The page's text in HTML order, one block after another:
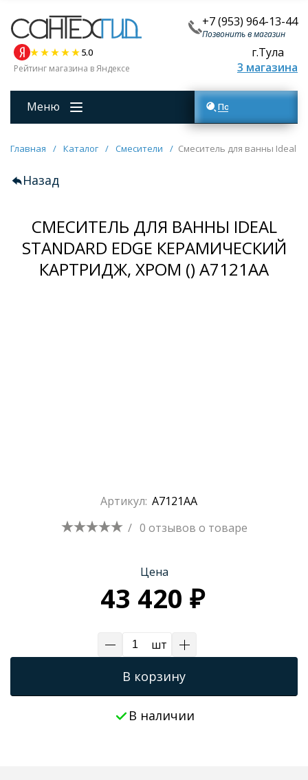
+7 (953) 964-13-44
Позвонить в магазин
5.0
Рейтинг магазина в Яндексе
г.Тула
3 магазина
Меню Поиск товаров
Главная / Каталог / Смесители / Смеситель для ванны Ideal
Назад
СМЕСИТЕЛЬ ДЛЯ ВАННЫ IDEAL
STANDARD EDGE КЕРАМИЧЕСКИЙ
КАРТРИДЖ, ХРОМ () A7121AA
Артикул: A7121AA
/ 0 отзывов о товаре
Цена
43 420 ₽
шт
В корзину
В наличии